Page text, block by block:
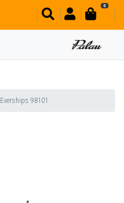
0
Everships 98101